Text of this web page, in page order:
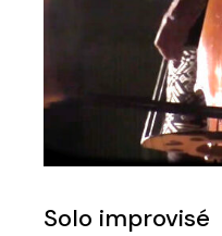
Solo improvisé